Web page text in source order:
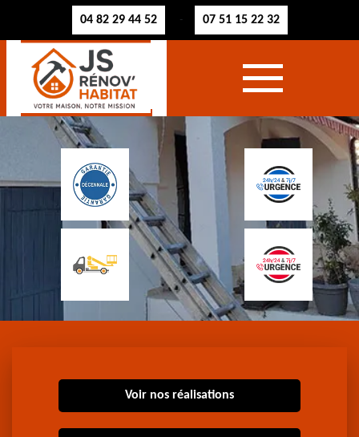
04 82 29 44 52 - 07 51 15 22 32
Voir nos réalisations